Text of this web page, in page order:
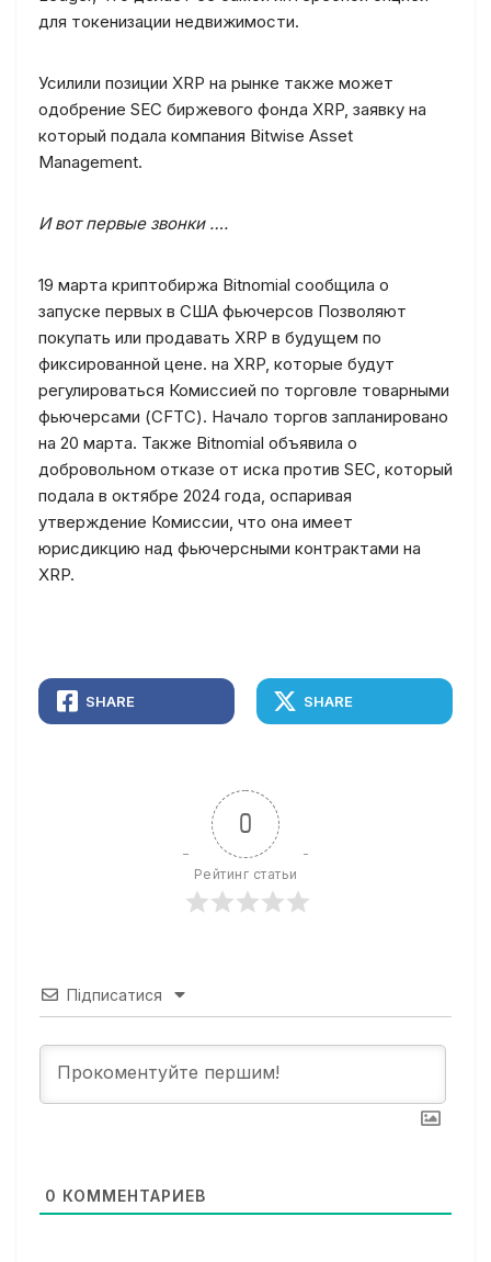
для токенизации недвижимости.
Усилили позиции XRP на рынке также может
одобрение SEC биржевого фонда XRP, заявку на
который подала компания Bitwise Asset
Management.
И вот первые звонки ….
19 марта криптобиржа Bitnomial сообщила о
запуске первых в США фьючерсов Позволяют
покупать или продавать XRP в будущем по
фиксированной цене. на XRP, которые будут
регулироваться Комиссией по торговле товарными
фьючерсами (CFTC). Начало торгов запланировано
на 20 марта. Также Bitnomial объявила о
добровольном отказе от иска против SEC, который
подала в октябре 2024 года, оспаривая
утверждение Комиссии, что она имеет
юрисдикцию над фьючерсными контрактами на
XRP.
SHARE SHARE
0
Рейтинг статьи
Підписатися
0 КОММЕНТАРИЕВ